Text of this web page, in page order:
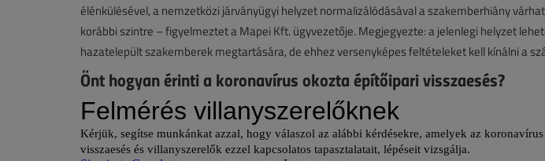
élénkülésével, a nemzetközi járványügyi helyzet normalizálódásával a szakemberhiány
korábbi szintre – figyelmeztet a Mapei Kft. ügyvezetője. Megjegyezte: a jelenlegi helyzet
hazatelepült szakemberek megtartására, de ehhez versenyképes feltételeket kell kínálni a
Önt hogyan érinti a koronavírus okozta építőipari visszaesés?